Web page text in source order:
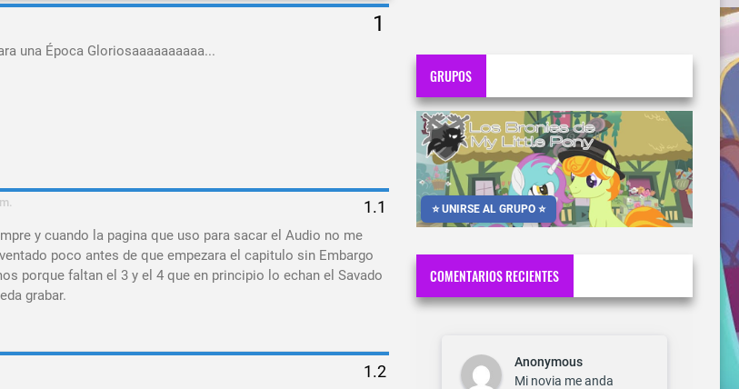
una Época Gloriosaaaaaaaaaa...
y cuando la pagina que uso para sacar el Audio no me
poco antes de que empezara el capitulo sin Embargo
porque faltan el 3 y el 4 que en principio lo echan el Savado
grabar.
GRUPOS
⭐ UNIRSE AL GRUPO ⭐
COMENTARIOS RECIENTES
Anonymous
Mi novia me anda